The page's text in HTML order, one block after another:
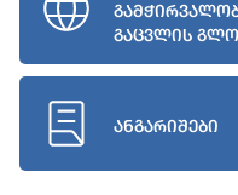
გაცვლის
ანგარიშები